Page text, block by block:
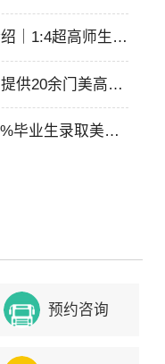
｜1:4超高师生比
供20余门美高+A
毕业生录取美本T
预约咨询